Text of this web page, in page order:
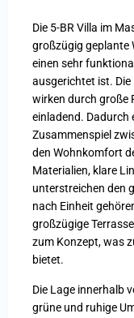
Die 5-BR Villa im
großzügig geplante
einen sehr
ausgerichtet ist.
wirken durch große
einladend. Dadurch
Zusammenspiel
den Wohnkomfort
Materialien, klare
unterstreichen den
nach Einheit
großzügige
zum Konzept, was
bietet.
Die Lage innerhalb
grüne und ruhige